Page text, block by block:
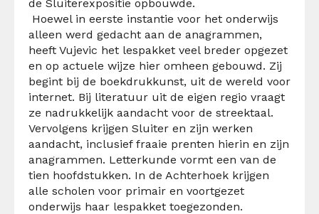
de Sluiterexpositie opbouwde.
Hoewel in eerste instantie voor het onderwijs
alleen werd gedacht aan de anagrammen,
heeft Vujevic het lespakket veel breder opgezet
en op actuele wijze hier omheen gebouwd. Zij
begint bij de boekdrukkunst, uit de wereld voor
internet. Bij literatuur uit de eigen regio vraagt
ze nadrukkelijk aandacht voor de streektaal.
Vervolgens krijgen Sluiter en zijn werken
aandacht, inclusief fraaie prenten hierin en zijn
anagrammen. Letterkunde vormt een van de
tien hoofdstukken. In de Achterhoek krijgen
alle scholen voor primair en voortgezet
onderwijs haar lespakket toegezonden.